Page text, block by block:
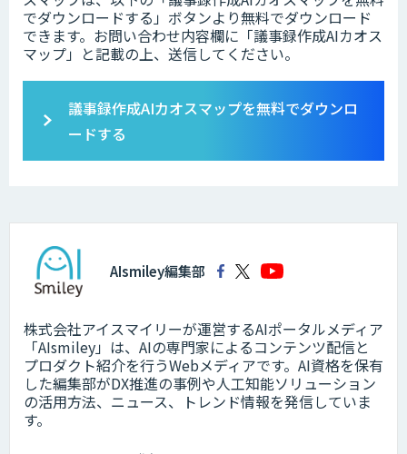
でダウンロードする」ボタンより無料でダウンロード
できます。お問い合わせ内容欄に「議事録作成AIカオス
マップ」と記載の上、送信してください。
議事録作成AIカオスマップを無料でダウンロ
ードする
AIsmiley編集部
株式会社アイスマイリーが運営するAIポータルメディア
「AIsmiley」は、AIの専門家によるコンテンツ配信と
プロダクト紹介を行うWebメディアです。AI資格を保有
した編集部がDX推進の事例や人工知能ソリューション
の活用方法、ニュース、トレンド情報を発信していま
す。